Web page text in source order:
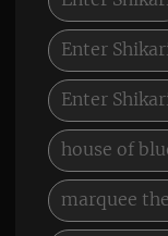
Enter
Enter
house of
marquee